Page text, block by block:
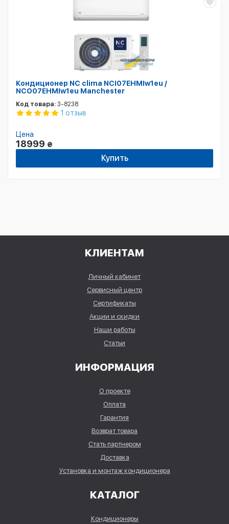
Кондиционер NC clima NCI07EHMIw1eu /
NCO07EHMIw1eu Manchester
Код товара: 3-8238
1 отзыв
Цена
18999 ₴
Купить
КЛИЕНТАМ
Личный кабинет
Сервисный центр
Сертификаты
Акции и скидки
Наши работы
Статьи
ИНФОРМАЦИЯ
О проекте
Оплата
Гарантия
Возврат товара
Стать партнером
Доставка
Установка и монтаж кондиционера
КАТАЛОГ
Кондиционеры